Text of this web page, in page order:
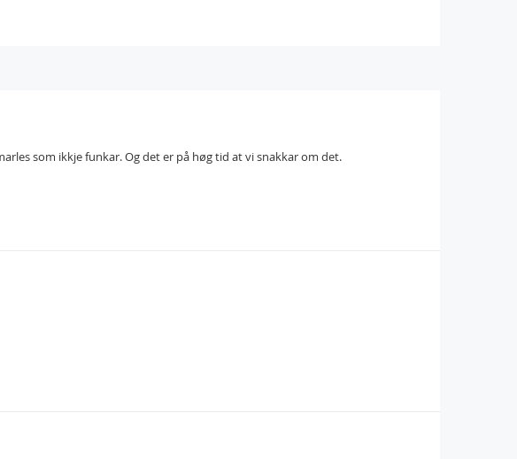
som ikkje funkar. Og det er på høg tid at vi snakkar om det.